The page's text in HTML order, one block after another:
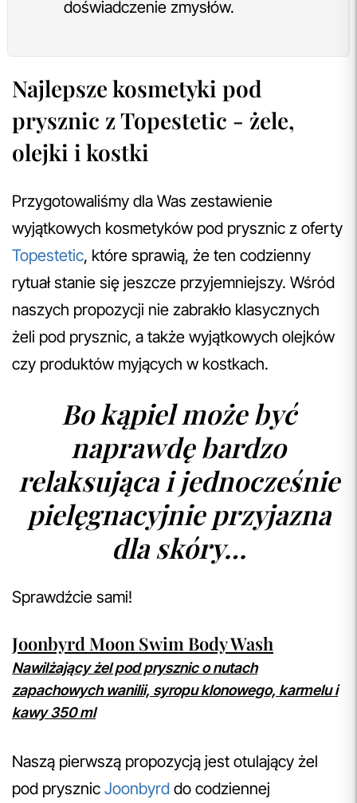
doświadczenie zmysłów.
Najlepsze kosmetyki pod
prysznic z Topestetic - żele,
olejki i kostki
Przygotowaliśmy dla Was zestawienie
wyjątkowych kosmetyków pod prysznic z oferty
Topestetic, które sprawią, że ten codzienny
rytuał stanie się jeszcze przyjemniejszy. Wśród
naszych propozycji nie zabrakło klasycznych
żeli pod prysznic, a także wyjątkowych olejków
czy produktów myjących w kostkach.
Bo kąpiel może być
naprawdę bardzo
relaksująca i jednocześnie
pielęgnacyjnie przyjazna
dla skóry…
Sprawdźcie sami!
Joonbyrd Moon Swim Body Wash
Nawilżający żel pod prysznic o nutach
zapachowych wanilii, syropu klonowego, karmelu i
kawy 350 ml
Naszą pierwszą propozycją jest otulający żel
pod prysznic Joonbyrd do codziennej